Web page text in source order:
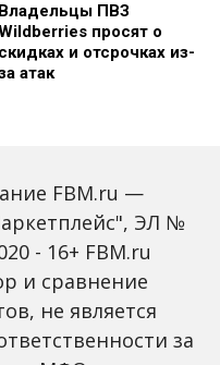
Владельцы ПВЗ
просят о
скидках и отсрочках из-
атак
2027 года ИНН станет
банковских счетов
что изменится
FBM.ru —
ЭЛ №
- 16+ FBM.ru
и сравнение
не является
за